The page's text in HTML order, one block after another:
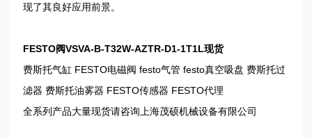
现了其良好应用前景。
FESTO阀VSVA-B-T32W-AZTR-D1-1T1L现货
费斯托气缸 FESTO电磁阀 festo气管 festo真空吸盘 费斯托过
滤器 费斯托油雾器 FESTO传感器 FESTO代理
全系列产品大量现货请咨询上海茂硕机械设备有限公司